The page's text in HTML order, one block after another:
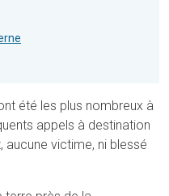
été les plus nombreux à
appels à destination
victime, ni blessé